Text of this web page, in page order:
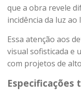
que a obra revele
incidência da luz ao
Essa atenção aos
visual sofisticada e
com projetos de
Especificações